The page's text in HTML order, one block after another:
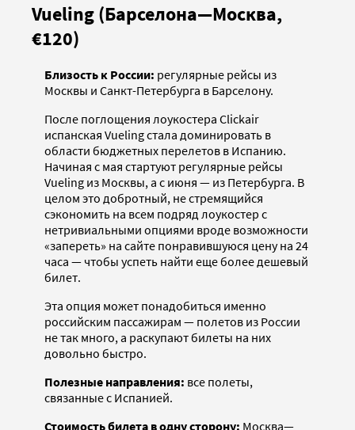
Vueling (Барселона—Москва,
€120)
Близость к России: регулярные рейсы из
Москвы и Санкт-Петербурга в Барселону.
После поглощения лоукостера Clickair
испанская Vueling стала доминировать в
области бюджетных перелетов в Испанию.
Начиная с мая стартуют регулярные рейсы
Vueling из Москвы, а с июня — из Петербурга. В
целом это добротный, не стремящийся
сэкономить на всем подряд лоукостер с
нетривиальными опциями вроде возможности
«запереть» на сайте понравившуюся цену на 24
часа — чтобы успеть найти еще более дешевый
билет.
Эта опция может понадобиться именно
российским пассажирам — полетов из России
не так много, а раскупают билеты на них
довольно быстро.
Полезные направления: все полеты,
связанные с Испанией.
Стоимость билета в одну сторону: Москва—